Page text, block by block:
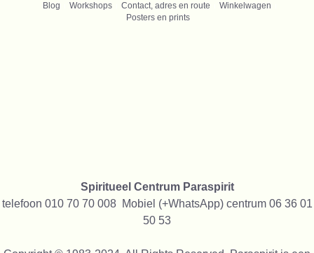
Blog
Workshops Contact, adres en route
Winkelwagen
Posters en prints
Spiritueel Centrum Paraspirit
telefoon 010 70 70 008 Mobiel (+WhatsApp) centrum 06 36 01
50 53